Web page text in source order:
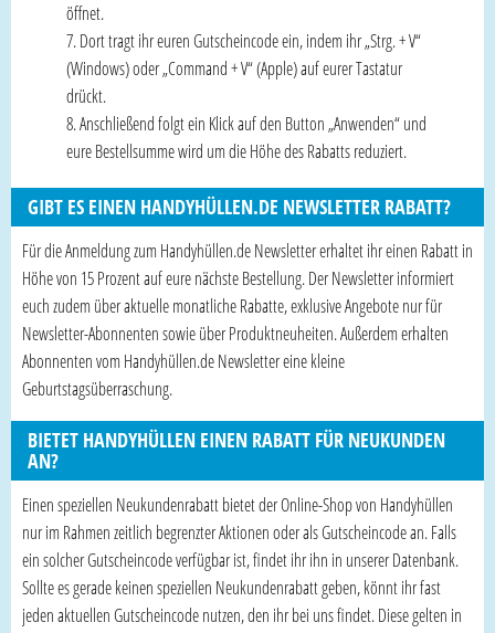
öffnet.
Dort tragt ihr euren Gutscheincode ein, indem ihr „Strg. + V“
(Windows) oder „Command + V“ (Apple) auf eurer Tastatur
drückt.
Anschließend folgt ein Klick auf den Button „Anwenden“ und
eure Bestellsumme wird um die Höhe des Rabatts reduziert.
GIBT ES EINEN HANDYHÜLLEN.DE NEWSLETTER RABATT?
Für die Anmeldung zum Handyhüllen.de Newsletter erhaltet ihr einen Rabatt in
Höhe von 15 Prozent auf eure nächste Bestellung. Der Newsletter informiert
euch zudem über aktuelle monatliche Rabatte, exklusive Angebote nur für
Newsletter-Abonnenten sowie über Produktneuheiten. Außerdem erhalten
Abonnenten vom Handyhüllen.de Newsletter eine kleine
Geburtstagsüberraschung.
BIETET HANDYHÜLLEN EINEN RABATT FÜR NEUKUNDEN
AN?
Einen speziellen Neukundenrabatt bietet der Online-Shop von Handyhüllen
nur im Rahmen zeitlich begrenzter Aktionen oder als Gutscheincode an. Falls
ein solcher Gutscheincode verfügbar ist, findet ihr ihn in unserer Datenbank.
Sollte es gerade keinen speziellen Neukundenrabatt geben, könnt ihr fast
jeden aktuellen Gutscheincode nutzen, den ihr bei uns findet. Diese gelten in